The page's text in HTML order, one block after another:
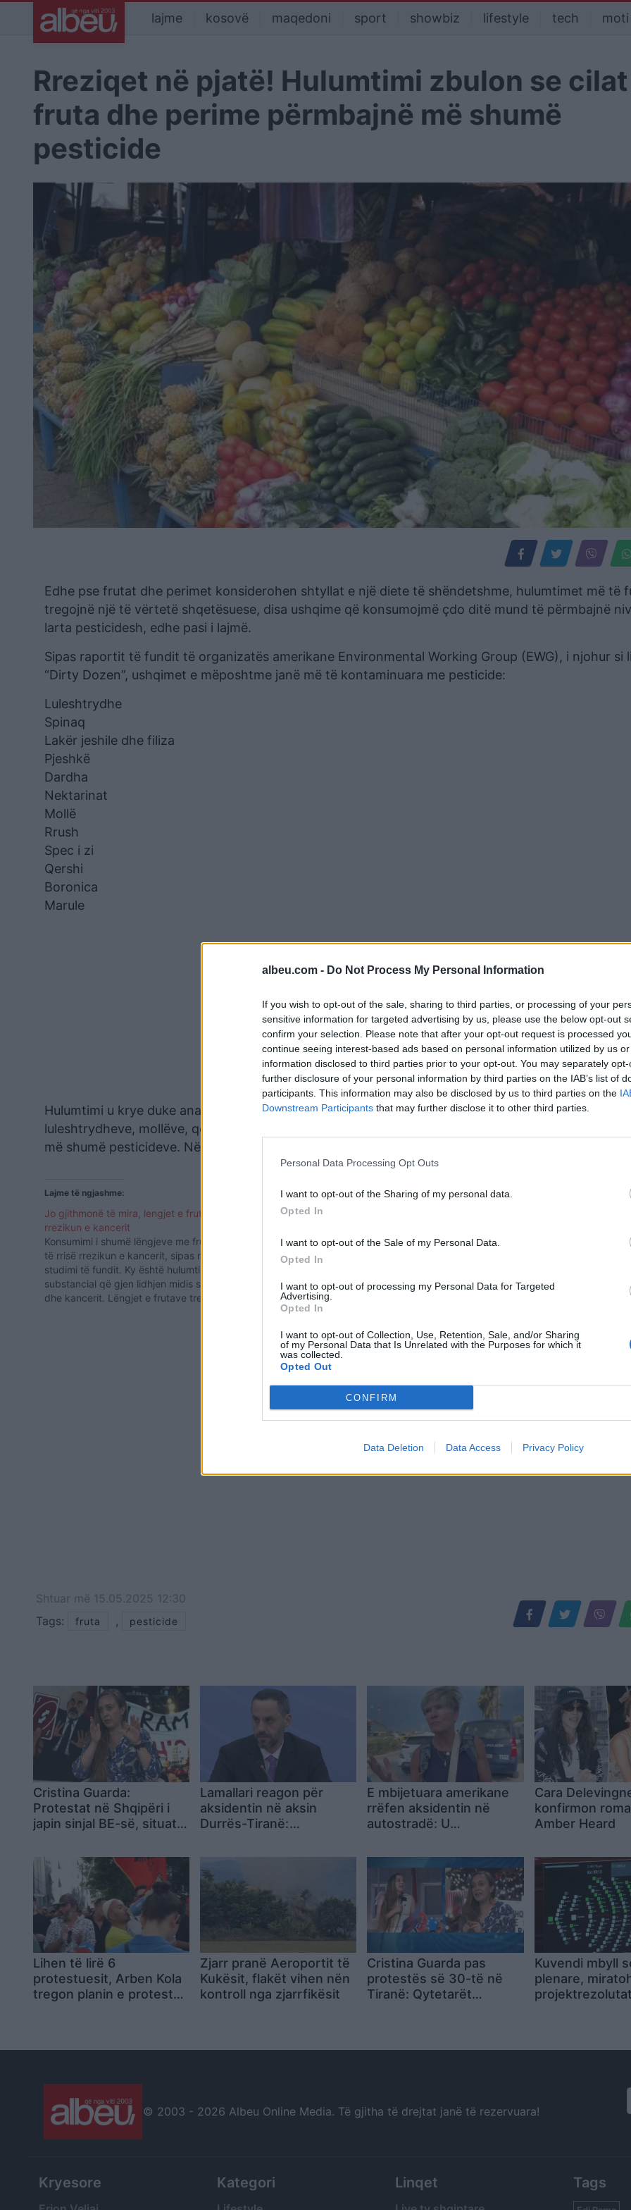
albeu.com - Do Not Process My Personal Information
If you wish to opt-out of the sale, sharing to third parties, or processing of your
sensitive information for targeted advertising by us, please use the below opt-out
confirm your selection. Please note that after your opt-out request is processed
continue seeing interest-based ads based on personal information utilized by us
information disclosed to third parties prior to your opt-out. You may separately
further disclosure of your personal information by third parties on the IAB’s list of
participants. This information may also be disclosed by us to third parties on the
Downstream Participants that may further disclose it to other third parties.
Personal Data Processing Opt Outs
I want to opt-out of the Sharing of my personal data.
Opted In
I want to opt-out of the Sale of my Personal Data.
Opted In
I want to opt-out of processing my Personal Data for Targeted
Advertising.
Opted In
I want to opt-out of Collection, Use, Retention, Sale, and/or Sharing
of my Personal Data that Is Unrelated with the Purposes for which it
was collected.
Opted Out
CONFIRM
Data Deletion Data Access Privacy Policy
lajme kosovë maqedoni sport showbiz lifestyle tech moti
Rreziqet në pjatë! Hulumtimi zbulon se cilat
fruta dhe perime përmbajnë më shumë
pesticide
Edhe pse frutat dhe perimet konsiderohen shtyllat e një diete të shëndetshme, hulumtimet më të
tregojnë një të vërtetë shqetësuese, disa ushqime që konsumojmë çdo ditë mund të përmbajnë
larta pesticidesh, edhe pasi i lajmë.
Sipas raportit të fundit të organizatës amerikane Environmental Working Group (EWG), i njohur si
“Dirty Dozen”, ushqimet e mëposhtme janë më të kontaminuara me pesticide:
Luleshtrydhe
Spinaq
Lakër jeshile dhe filiza
Pjeshkë
Dardha
Nektarinat
Mollë
Rrush
Spec i zi
Qershi
Boronica
Marule
Hulumtimi u krye duke analizuar mijëra mostra nga supermarketet. Më shumë se 90% e mostrave të
luleshtrydheve, mollëve, qershive, spinaqit dhe rrushit u gjetën të përmbajnë mbetje të të paktën
më shumë pesticideve. Në disa raste, në një mostër u gjetën deri në 23 kimikate të ndryshme!
Lajme të ngjashme:
Jo gjithmonë të mira, lengjet e frutave rrisin
rrezikun e kancerit
Konsumimi i shumë lëngjeve me fruta mund
të rrisë rrezikun e kancerit, sipas një
studimi të fundit. Ky është hulumtimi i parë
substancial që gjen lidhjen midis sheqerit
dhe kancerit. Lëngjet e frutave treguan të
trupin e njeriut
te filetot e pulës, mos i gatuani, ja
Shtuar më 15.05.2025 12:30
Tags:
fruta , pesticide
Cristina Guarda:
Protestat në Shqipëri i
japin sinjal BE-së, situata
vetëm nga raportet
Lamallari reagon për
aksidentin në aksin
Durrës-Tiranë:
Hasimi, shërim të shpejtë
të plagosurve
E mbijetuara amerikane
rrëfen aksidentin në
autostradë: U
pak çaste
Cara
konfirmon
Amber Heard
Lihen të lirë 6
protestuesit, Arben Kola
tregon planin e protestës
Zjarr pranë Aeroportit të
Kukësit, flakët vihen nën
kontroll nga zjarrfikësit
Cristina Guarda pas
protestës së 30-të në
Tiranë: Qytetarët
Kuvendi mbyll
plenare,
© 2003 - 2026 Albeu Online Media. Të gjitha të drejtat janë të rezervuara!
Kryesore Kategori Linqet Tags